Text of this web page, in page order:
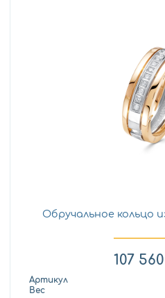
Обручальное кольцо
107 560
Артикул
Вес